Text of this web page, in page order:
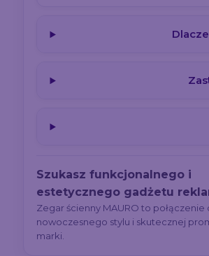
Szukasz funkcjonalnego i
estetycznego gadżetu
Zegar ścienny MAURO to połączenie
nowoczesnego stylu i skutecznej
marki.